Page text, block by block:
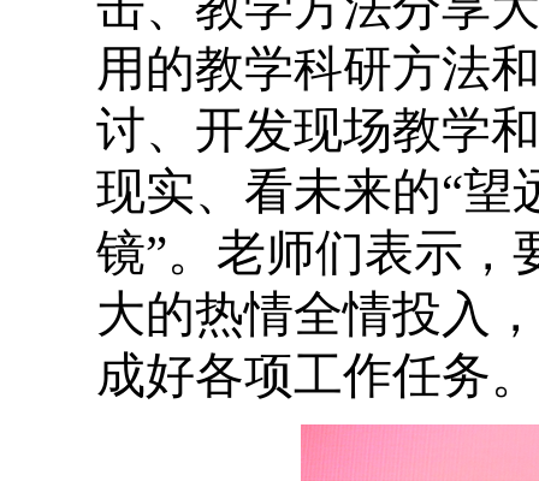
用的教学科研方法
讨、开发现场教学
现实、看未来的“望
镜”。老师们表示，
大的热情全情投入
成好各项工作任务。